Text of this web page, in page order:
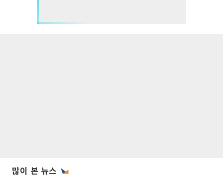
많이 본 뉴스